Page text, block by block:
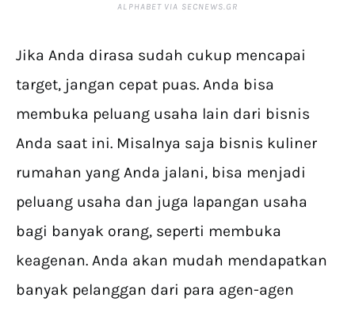
ALPHABET VIA SECNEWS.GR
Jika Anda dirasa sudah cukup mencapai
target, jangan cepat puas. Anda bisa
membuka peluang usaha lain dari bisnis
Anda saat ini. Misalnya saja bisnis kuliner
rumahan yang Anda jalani, bisa menjadi
peluang usaha dan juga lapangan usaha
bagi banyak orang, seperti membuka
keagenan. Anda akan mudah mendapatkan
banyak pelanggan dari para agen-agen